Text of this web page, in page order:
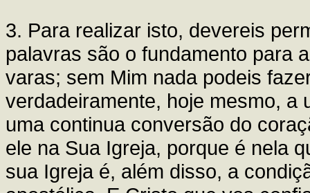
3. Para realizar isto, devereis
palavras são o fundamento para
varas; sem Mim nada podeis
verdadeiramente, hoje mesmo, a
uma continua conversão do
ele na Sua Igreja, porque é nela
sua Igreja é, além disso, a